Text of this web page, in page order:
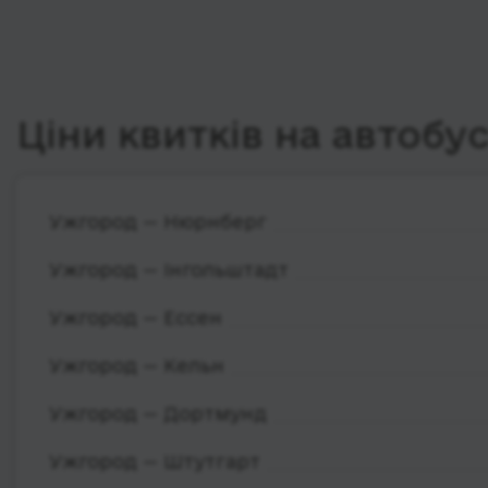
Ціни квитків на
Ужгород — Нюрнберг
Ужгород — Інгольштадт
Ужгород — Ессен
Ужгород — Кельн
Ужгород — Дортмунд
Ужгород — Штутгарт